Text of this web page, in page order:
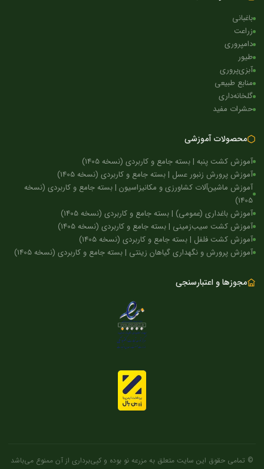
باغبانی
زراعت
دامپروری
طیور
آبزی‌پروری
منابع طبیعی
گلخانه‌داری
حشرات مفید
محصولات آموزشی
آموزش کشت پنبه | بسته جامع و کاربردی (نسخه 1405)
آموزش پرورش زنبور عسل | بسته جامع و کاربردی (نسخه 1405)
آموزش ماشین‌آلات کشاورزی و مکانیزاسیون | بسته جامع و کاربردی (نسخه
1405)
آموزش باغداری (عمومی) | بسته جامع و کاربردی (نسخه 1405)
آموزش کشت سیب‌زمینی | بسته جامع و کاربردی (نسخه 1405)
آموزش کشت فلفل | بسته جامع و کاربردی (نسخه 1405)
آموزش پرورش و نگهداری گیاهان زینتی | بسته جامع و کاربردی (نسخه 1405)
مجوزها و اعتبارسنجی
© تمامی حقوق این سایت متعلق به مزرعه نو بوده و کپی‌برداری از آن ممنوع می‌باشد